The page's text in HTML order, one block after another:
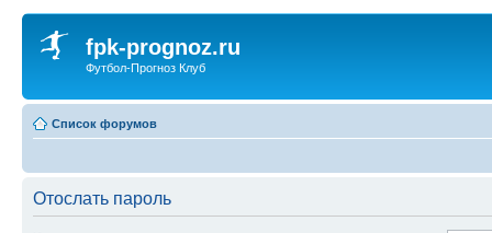
fpk-prognoz.ru
Футбол-Прогноз Клуб
Список форумов
Отослать пароль